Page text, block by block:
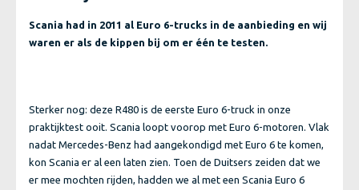
Scania had in 2011 al Euro 6-trucks in de aanbieding en wij
waren er als de kippen bij om er één te testen.
Sterker nog: deze R480 is de eerste Euro 6-truck in onze
praktijktest ooit. Scania loopt voorop met Euro 6-motoren. Vlak
nadat Mercedes-Benz had aangekondigd met Euro 6 te komen,
kon Scania er al een laten zien. Toen de Duitsers zeiden dat we
er mee mochten rijden, hadden we al met een Scania Euro 6